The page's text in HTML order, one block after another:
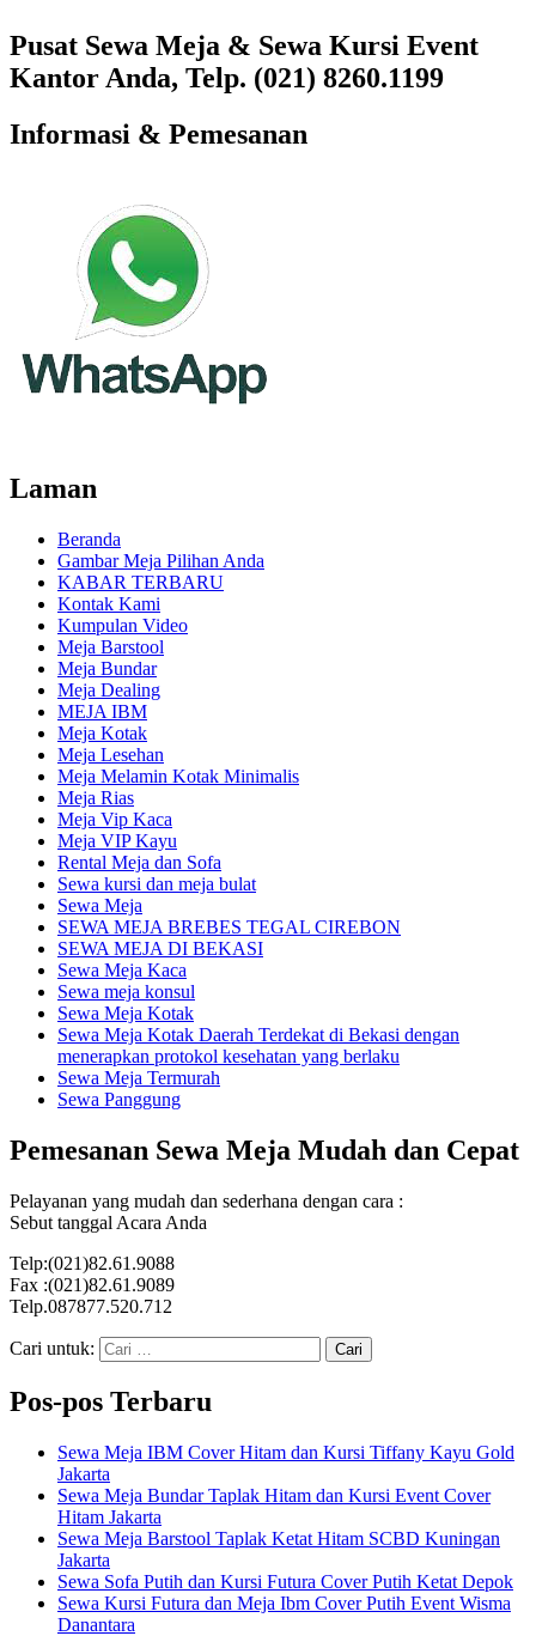
Pusat Sewa Meja & Sewa Kursi Event
Kantor Anda, Telp. (021) 8260.1199
Informasi & Pemesanan
Laman
Beranda
Gambar Meja Pilihan Anda
KABAR TERBARU
Kontak Kami
Kumpulan Video
Meja Barstool
Meja Bundar
Meja Dealing
MEJA IBM
Meja Kotak
Meja Lesehan
Meja Melamin Kotak Minimalis
Meja Rias
Meja Vip Kaca
Meja VIP Kayu
Rental Meja dan Sofa
Sewa kursi dan meja bulat
Sewa Meja
SEWA MEJA BREBES TEGAL CIREBON
SEWA MEJA DI BEKASI
Sewa Meja Kaca
Sewa meja konsul
Sewa Meja Kotak
Sewa Meja Kotak Daerah Terdekat di Bekasi dengan
menerapkan protokol kesehatan yang berlaku
Sewa Meja Termurah
Sewa Panggung
Pemesanan Sewa Meja Mudah dan Cepat
Pelayanan yang mudah dan sederhana dengan cara :
Sebut tanggal Acara Anda
Telp:(021)82.61.9088
Fax :(021)82.61.9089
Telp.087877.520.712
Cari untuk:
Pos-pos Terbaru
Sewa Meja IBM Cover Hitam dan Kursi Tiffany Kayu Gold
Jakarta
Sewa Meja Bundar Taplak Hitam dan Kursi Event Cover
Hitam Jakarta
Sewa Meja Barstool Taplak Ketat Hitam SCBD Kuningan
Jakarta
Sewa Sofa Putih dan Kursi Futura Cover Putih Ketat Depok
Sewa Kursi Futura dan Meja Ibm Cover Putih Event Wisma
Danantara